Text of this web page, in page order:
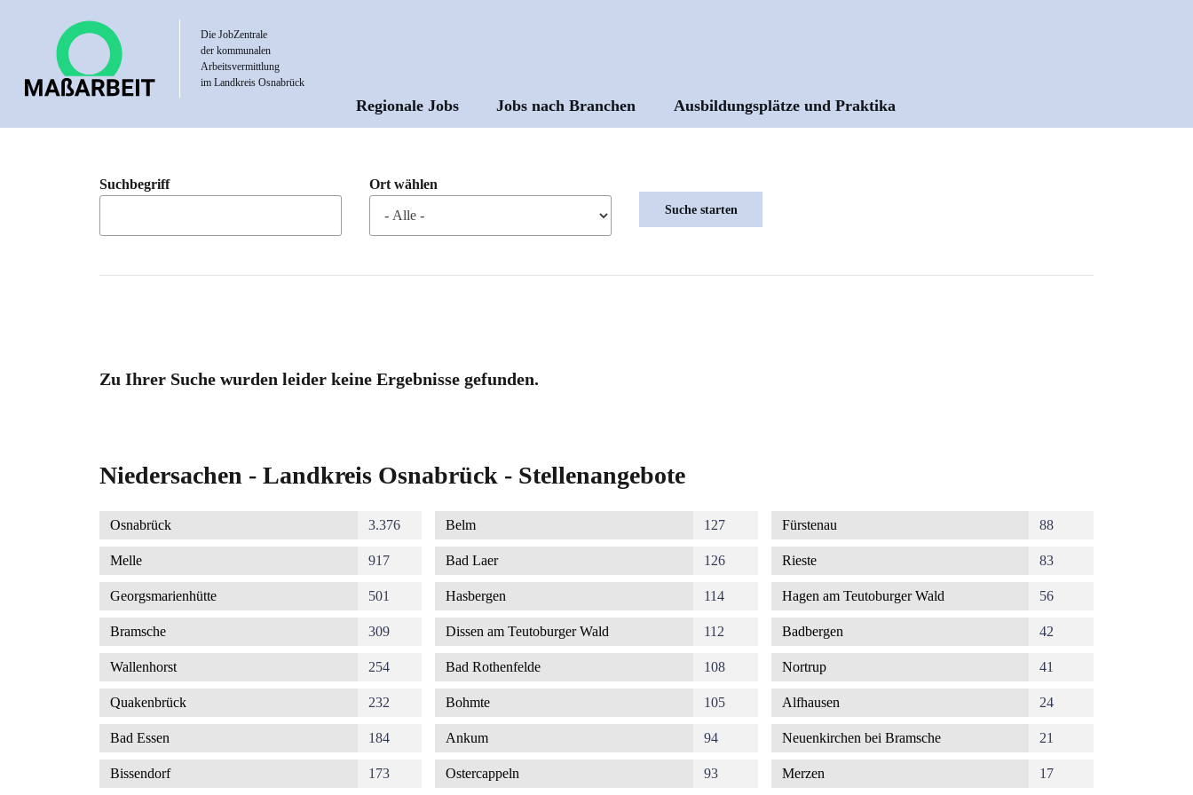
Die JobZentrale
der kommunalen
Arbeitsvermittlung
im Landkreis Osnabrück
Hauptnavigation
Regionale Jobs Jobs nach Branchen Ausbildungsplätze und Praktika
Suchbegriff Ort wählen
Zu Ihrer Suche wurden leider keine Ergebnisse gefunden.
Niedersachen - Landkreis Osnabrück - Stellenangebote
Osnabrück 3.376
Melle 917
Georgsmarienhütte 501
Bramsche 309
Wallenhorst 254
Quakenbrück 232
Bad Essen 184
Bissendorf 173
Belm 127
Bad Laer 126
Hasbergen 114
Dissen am Teutoburger Wald 112
Bad Rothenfelde 108
Bohmte 105
Ankum 94
Ostercappeln 93
Fürstenau 88
Rieste 83
Hagen am Teutoburger Wald 56
Badbergen 42
Nortrup 41
Alfhausen 24
Neuenkirchen bei Bramsche 21
Merzen 17